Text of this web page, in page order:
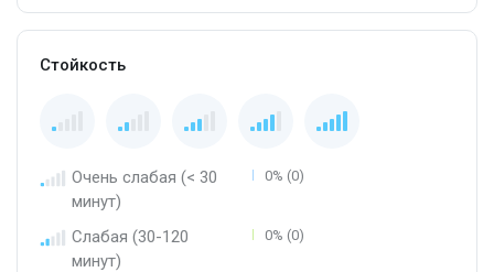
Стойкость
Очень слабая (< 30
минут)
0% (0)
Слабая (30-120
минут)
0% (0)